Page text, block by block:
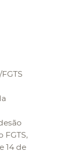
FGTS,
14 de